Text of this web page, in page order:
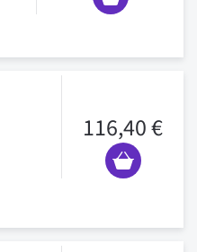
116,40 €